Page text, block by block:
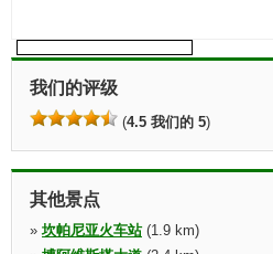
我们的评级
(4.5 我们的 5)
其他景点
»坎帕尼亚火车站(1.9 km)